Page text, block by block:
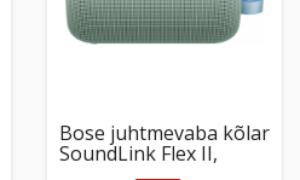
Bose juhtmevaba kõlar
SoundLink Flex II,
roheline